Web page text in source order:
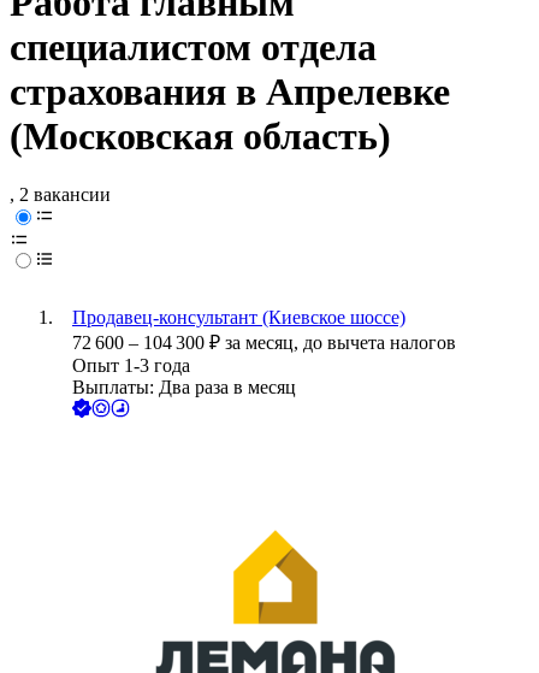
специалистом отдела
страхования в Апрелевке
(Московская область)
, 2 вакансии
Продавец-консультант (Киевское шоссе)
72 600 – 104 300 ₽ за месяц, до вычета налогов
Опыт 1-3 года
Выплаты: Два раза в месяц